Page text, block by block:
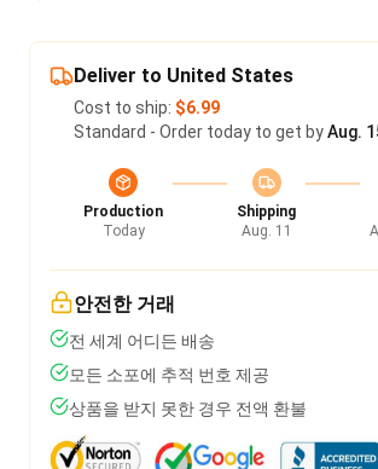
Deliver to United States
Cost to ship: $6.99
Standard - Order today to get byAug.
Production
Today
Shipping
Aug. 11
안전한 거래
전 세계 어디든 배송
모든 소포에 추적 번호 제공
상품을 받지 못한 경우 전액 환불